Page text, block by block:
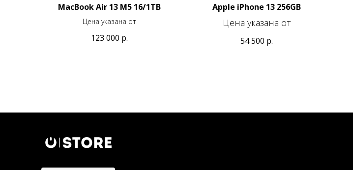
MacBook Air 13 M5 16/1TB
Цена указана от
123 000 р.
Apple iPhone 13 256GB
Цена указана от
54 500 р.